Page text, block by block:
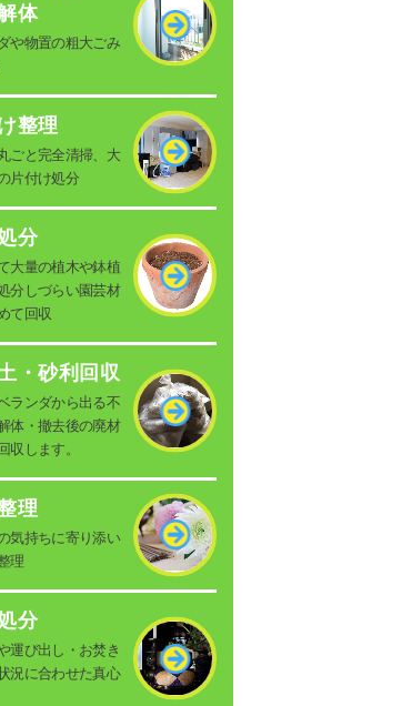
体
や物置の粗大ごみ
整理
ごと完全清掃、大
片付け処分
分
大量の植木や鉢植
分しづらい園芸材
て回収
・砂利回収
ランダから出る不
体・撤去後の廃材
収します。
理
気持ちに寄り添い
理
分
運び出し・お焚き
況に合わせた真心